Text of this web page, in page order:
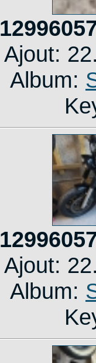
Ajout:
Album:
Ajout:
Album: